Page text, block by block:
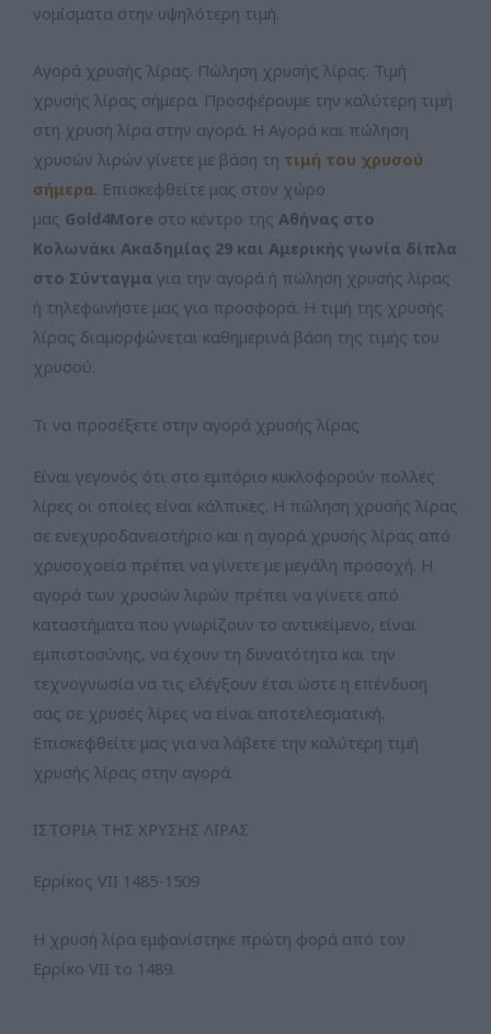
νομίσματα στην υψηλότερη τιμή.
Αγορά χρυσής λίρας. Πώληση χρυσής λίρας. Τιμή
χρυσής λίρας σήμερα. Προσφέρουμε την καλύτερη τιμή
στη χρυσή λίρα στην αγορά. Η Αγορά και πώληση
χρυσών λιρών γίνετε με βάση τη τιμή του χρυσού
σήμερα. Επισκεφθείτε μας στον χώρο
μας Gold4More στο κέντρο της Αθήνας στο
Κολωνάκι Ακαδημίας 29 και Αμερικής γωνία δίπλα
στο Σύνταγμα για την αγορά ή πώληση χρυσής λίρας
ή τηλεφωνήστε μας για προσφορά. Η τιμή της χρυσής
λίρας διαμορφώνεται καθημερινά βάση της τιμής του
χρυσού.
Τι να προσέξετε στην αγορά χρυσής λίρας
Είναι γεγονός ότι στο εμπόριο κυκλοφορούν πολλές
λίρες οι οποίες είναι κάλπικες. Η πώληση χρυσής λίρας
σε ενεχυροδανειστήριο και η αγορά χρυσής λίρας από
χρυσοχοεία πρέπει να γίνετε με μεγάλη προσοχή. Η
αγορά των χρυσών λιρών πρέπει να γίνετε από
καταστήματα που γνωρίζουν το αντικείμενο, είναι
εμπιστοσύνης, να έχουν τη δυνατότητα και την
τεχνογνωσία να τις ελέγξουν έτσι ώστε η επένδυση
σας σε χρυσές λίρες να είναι αποτελεσματική.
Επισκεφθείτε μας για να λάβετε την καλύτερη τιμή
χρυσής λίρας στην αγορά.
ΙΣΤΟΡΙΑ ΤΗΣ ΧΡΥΣΗΣ ΛΙΡΑΣ
Ερρίκος VII 1485-1509
Η χρυσή λίρα εμφανίστηκε πρώτη φορά από τον
Ερρίκο VII το 1489.